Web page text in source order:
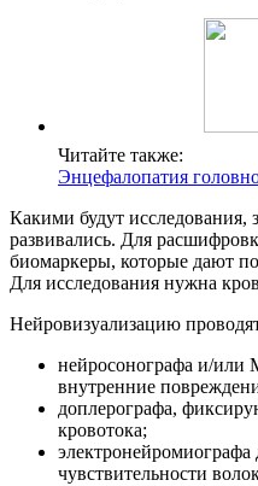
Читайте также:
Энцефалопатия
Какими будут исследования,
развивались. Для
биомаркеры, которые дают
Для исследования нужна
Нейровизуализацию
нейросонографа и/или
внутренние
доплерографа,
кровотока;
электронейромиографа
чувствительности